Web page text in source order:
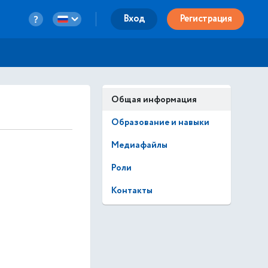
Вход Регистрация
Общая информация
Образование и навыки
Медиафайлы
Роли
Контакты